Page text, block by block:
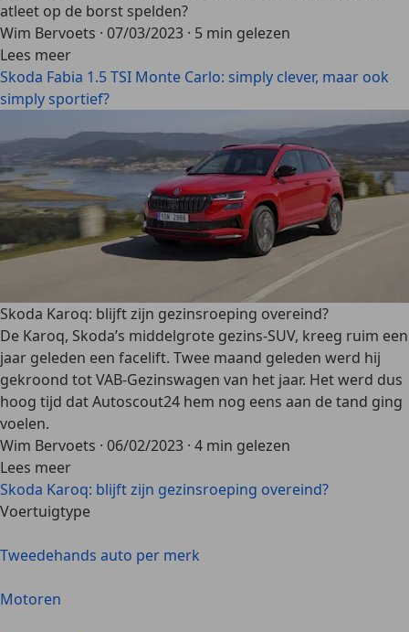
atleet op de borst spelden?
Wim Bervoets · 07/03/2023 · 5 min gelezen
Lees meer
Skoda Fabia 1.5 TSI Monte Carlo: simply clever, maar ook
simply sportief?
Skoda Karoq: blijft zijn gezinsroeping overeind?
De Karoq, Skoda’s middelgrote gezins-SUV, kreeg ruim een
jaar geleden een facelift. Twee maand geleden werd hij
gekroond tot VAB-Gezinswagen van het jaar. Het werd dus
hoog tijd dat Autoscout24 hem nog eens aan de tand ging
voelen.
Wim Bervoets · 06/02/2023 · 4 min gelezen
Lees meer
Skoda Karoq: blijft zijn gezinsroeping overeind?
Voertuigtype
Tweedehands auto per merk
Motoren